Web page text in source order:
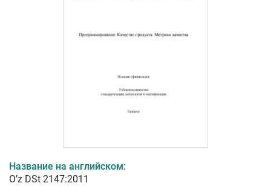
Название на английском:
O’z DSt 2147:2011